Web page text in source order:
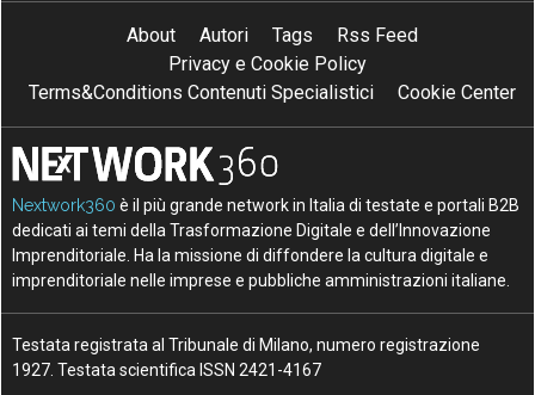
About Autori Tags
Rss Feed
Privacy e Cookie Policy
Terms&Conditions Contenuti Specialistici
Cookie Center
Nextwork360 è il più grande network in Italia di testate e portali B2B
dedicati ai temi della Trasformazione Digitale e dell’Innovazione
Imprenditoriale. Ha la missione di diffondere la cultura digitale e
imprenditoriale nelle imprese e pubbliche amministrazioni italiane.
Testata registrata al Tribunale di Milano, numero registrazione
1927. Testata scientifica ISSN 2421-4167